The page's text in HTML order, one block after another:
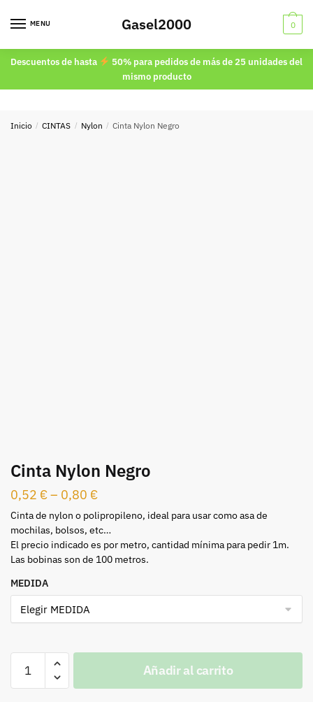
MENU Gasel2000 0
Descuentos de hasta
50% para pedidos de más de 25 unidades del
mismo producto
Inicio / CINTAS / Nylon / Cinta Nylon Negro
Cinta Nylon Negro
0,52 €– 0,80 €
Cinta de nylon o polipropileno, ideal para usar como asa de
mochilas, bolsos, etc…
El precio indicado es por metro, cantidad mínima para pedir 1m.
Las bobinas son de 100 metros.
MEDIDA
Nylon
Añadir al carrito